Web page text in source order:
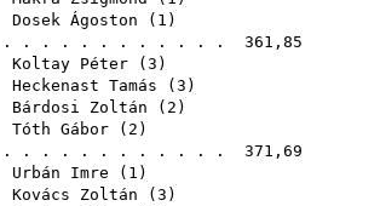
Dosek Ágoston ( 1 )
. . . . . . . . . . . . 361,85
Koltay Péter ( 3 )
Heckenast Tamás ( 3 )
Bárdosi Zoltán ( 2 )
Tóth Gábor ( 2 )
. . . . . . . . . . . . 371,69
Urbán Imre ( 1 )
Kovács Zoltán ( 3 )